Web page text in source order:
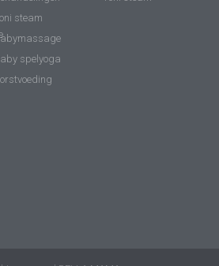
steam
spelyoga